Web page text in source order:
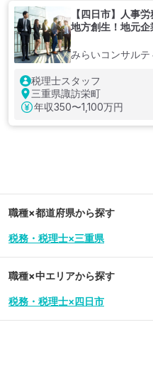
【四日市】人事
地方創生！地元
みらいコンサル
税理士スタッフ
三重県諏訪栄町
年収350〜1,100万円
職種×都道府県から探す
税務・税理士×三重県
職種×中エリアから探す
税務・税理士×四日市